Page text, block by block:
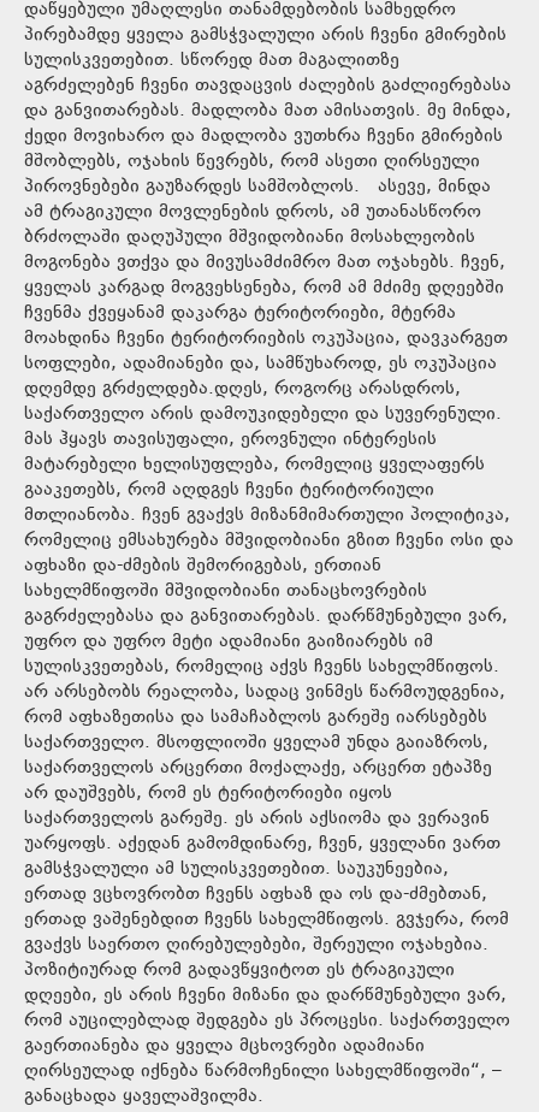
დაწყებული უმაღლესი თანამდებობის სამხედრო
პირებამდე ყველა გამსჭვალული არის ჩვენი გმირების
სულისკვეთებით. სწორედ მათ მაგალითზე
აგრძელებენ ჩვენი თავდაცვის ძალების გაძლიერებასა
და განვითარებას. მადლობა მათ ამისათვის. მე მინდა,
ქედი მოვიხარო და მადლობა ვუთხრა ჩვენი გმირების
მშობლებს, ოჯახის წევრებს, რომ ასეთი ღირსეული
პიროვნებები გაუზარდეს სამშობლოს. ასევე, მინდა
ამ ტრაგიკული მოვლენების დროს, ამ უთანასწორო
ბრძოლაში დაღუპული მშვიდობიანი მოსახლეობის
მოგონება ვთქვა და მივუსამძიმრო მათ ოჯახებს. ჩვენ,
ყველას კარგად მოგვეხსენება, რომ ამ მძიმე დღეებში
ჩვენმა ქვეყანამ დაკარგა ტერიტორიები, მტერმა
მოახდინა ჩვენი ტერიტორიების ოკუპაცია, დავკარგეთ
სოფლები, ადამიანები და, სამწუხაროდ, ეს ოკუპაცია
დღემდე გრძელდება.დღეს, როგორც არასდროს,
საქართველო არის დამოუკიდებელი და სუვერენული.
მას ჰყავს თავისუფალი, ეროვნული ინტერესის
მატარებელი ხელისუფლება, რომელიც ყველაფერს
გააკეთებს, რომ აღდგეს ჩვენი ტერიტორიული
მთლიანობა. ჩვენ გვაქვს მიზანმიმართული პოლიტიკა,
რომელიც ემსახურება მშვიდობიანი გზით ჩვენი ოსი და
აფხაზი და-ძმების შემორიგებას, ერთიან
სახელმწიფოში მშვიდობიანი თანაცხოვრების
გაგრძელებასა და განვითარებას. დარწმუნებული ვარ,
უფრო და უფრო მეტი ადამიანი გაიზიარებს იმ
სულისკვეთებას, რომელიც აქვს ჩვენს სახელმწიფოს.
არ არსებობს რეალობა, სადაც ვინმეს წარმოუდგენია,
რომ აფხაზეთისა და სამაჩაბლოს გარეშე იარსებებს
საქართველო. მსოფლიოში ყველამ უნდა გაიაზროს,
საქართველოს არცერთი მოქალაქე, არცერთ ეტაპზე
არ დაუშვებს, რომ ეს ტერიტორიები იყოს
საქართველოს გარეშე. ეს არის აქსიომა და ვერავინ
უარყოფს. აქედან გამომდინარე, ჩვენ, ყველანი ვართ
გამსჭვალული ამ სულისკვეთებით. საუკუნეებია,
ერთად ვცხოვრობთ ჩვენს აფხაზ და ოს და-ძმებთან,
ერთად ვაშენებდით ჩვენს სახელმწიფოს. გვჯერა, რომ
გვაქვს საერთო ღირებულებები, შერეული ოჯახებია.
პოზიტიურად რომ გადავწყვიტოთ ეს ტრაგიკული
დღეები, ეს არის ჩვენი მიზანი და დარწმუნებული ვარ,
რომ აუცილებლად შედგება ეს პროცესი. საქართველო
გაერთიანება და ყველა მცხოვრები ადამიანი
ღირსეულად იქნება წარმოჩენილი სახელმწიფოში“, –
განაცხადა ყაველაშვილმა.